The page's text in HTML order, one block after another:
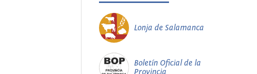
Lonja de Salamanca
Boletín Oficial de la
Provincia